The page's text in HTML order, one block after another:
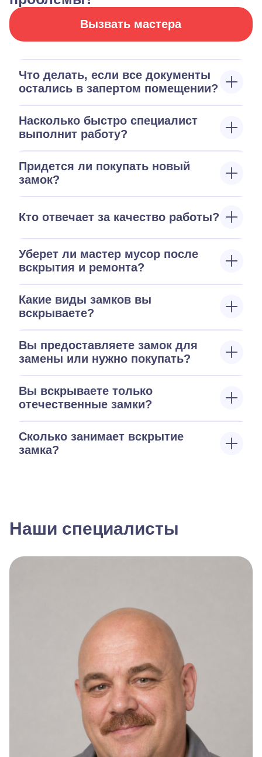
Вызвать мастера
Что делать, если все документы
остались в запертом помещении?
Насколько быстро специалист
выполнит работу?
Придется ли покупать новый
замок?
Кто отвечает за качество работы?
Уберет ли мастер мусор после
вскрытия и ремонта?
Какие виды замков вы
вскрываете?
Вы предоставляете замок для
замены или нужно покупать?
Вы вскрываете только
отечественные замки?
Сколько занимает вскрытие
замка?
Наши специалисты